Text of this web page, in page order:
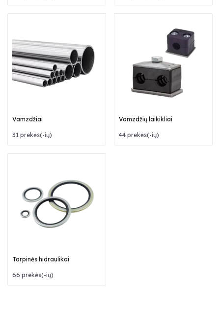
31 prekės(-ių)
Vamzdžiai
44 prekės(-ių)
Vamzdžių laikikliai
66 prekės(-ių)
Tarpinės hidraulikai